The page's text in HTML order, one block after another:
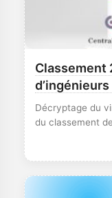
Classement
d’ingénieurs
Décryptage du
du classement